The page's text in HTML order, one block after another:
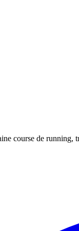
course de running,